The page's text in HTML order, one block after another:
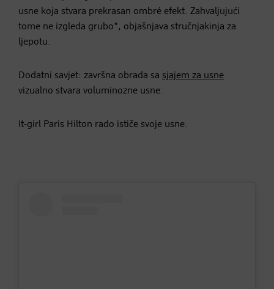
usne koja stvara prekrasan ombré efekt. Zahvaljujući
tome ne izgleda grubo", objašnjava stručnjakinja za
ljepotu.
Dodatni savjet: završna obrada sa sjajem za usne
vizualno stvara voluminozne usne.
It-girl Paris Hilton rado ističe svoje usne.